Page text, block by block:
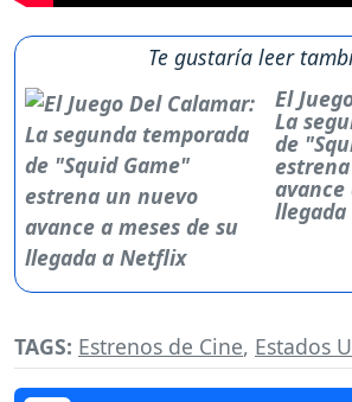
Te gustaría leer
El
La
de
avance
TAGS: Estrenos de Cine, Estados